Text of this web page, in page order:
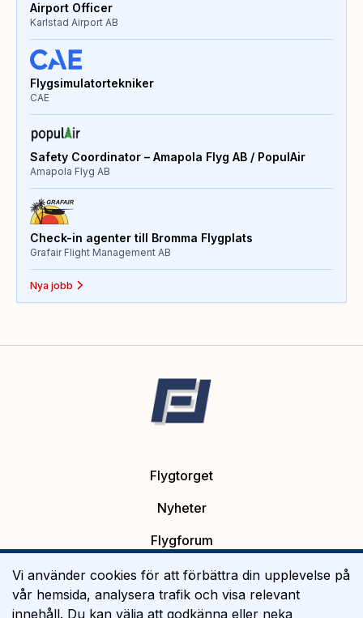
Airport Officer
Karlstad Airport AB
Flygsimulatortekniker
CAE
Safety Coordinator – Amapola Flyg AB / PopulAir
Amapola Flyg AB
Check-in agenter till Bromma Flygplats
Grafair Flight Management AB
Nya jobb
Flygtorget
Nyheter
Flygforum
Platsannonser
Flygutbildning
Vi använder cookies för att förbättra din upplevelse på
vår hemsida, analysera trafik och visa relevant
innehåll. Du kan välja att godkänna eller neka